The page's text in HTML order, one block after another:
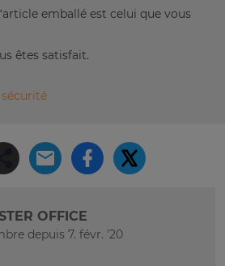
emballé est celui que vous
êtes satisfait.
sécurité
OFFICE
depuis 7. févr. '20